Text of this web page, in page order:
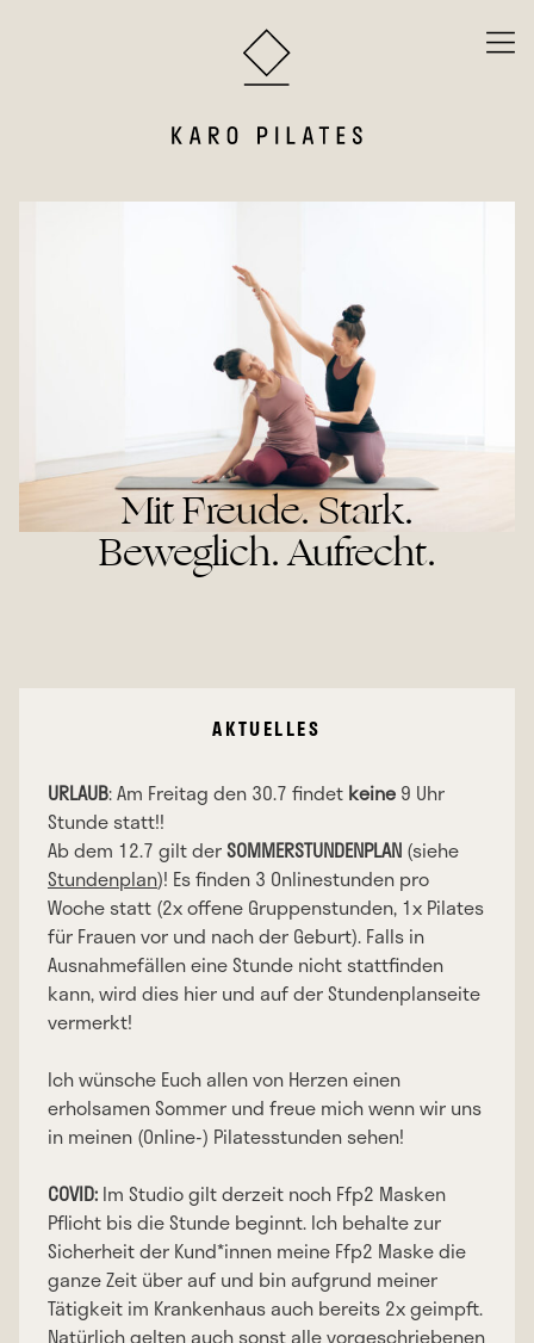
Mit Freude. Stark.
Beweglich. Aufrecht.
AKTUELLES
URLAUB: Am Freitag den 30.7 findet keine 9 Uhr
Stunde statt!!
Ab dem 12.7 gilt derSOMMERSTUNDENPLAN (siehe
Stundenplan)! Es finden 3 Onlinestunden pro
Woche statt (2x offene Gruppenstunden, 1x Pilates
für Frauen vor und nach der Geburt). Falls in
Ausnahmefällen eine Stunde nicht stattfinden
kann, wird dies hier und auf der Stundenplanseite
vermerkt!
Ich wünsche Euch allen von Herzen einen
erholsamen Sommer und freue mich wenn wir uns
in meinen (Online-) Pilatesstunden sehen!
COVID: Im Studio gilt derzeit noch Ffp2 Masken
Pflicht bis die Stunde beginnt. Ich behalte zur
Sicherheit der Kund*innen meine Ffp2 Maske die
ganze Zeit über auf und bin aufgrund meiner
Tätigkeit im Krankenhaus auch bereits 2x geimpft.
Natürlich gelten auch sonst alle vorgeschriebenen